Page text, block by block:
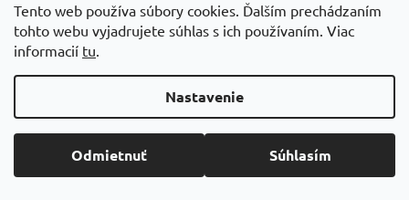
Tento web používa súbory cookies. Ďalším prechádzaním
tohto webu vyjadrujete súhlas s ich používaním. Viac
informacií tu.
Nastavenie
Odmietnuť Súhlasím
info@bernina.sk
+421 903 472 782
patchworkparty_anka_zimova
Patchworkparty.sk
PatchworkParty